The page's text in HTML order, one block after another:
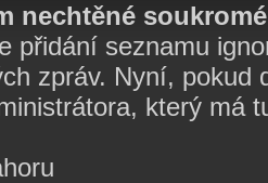
nechtěné
přidání seznamu
zpráv. Nyní, pokud
který má